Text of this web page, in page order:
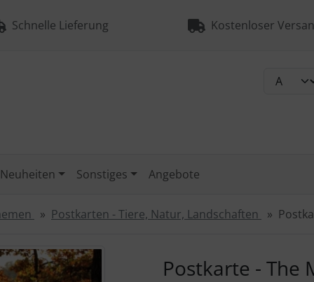
Schnelle Lieferung Kostenloser
Neuheiten Sonstiges Angebote
Postkarten - Tiere, Natur, Landschaften
Postkarte - The
" und "Vor-Button" nutzen, um zwischen den Bildern